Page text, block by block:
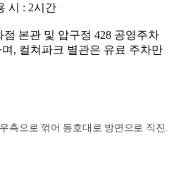
시 : 2시간
점 본관 및 압구정 428 공영주차
, 컬쳐파크 별관은 유료 주차만
측으로 꺾어 동호대로 방면으로 직진.